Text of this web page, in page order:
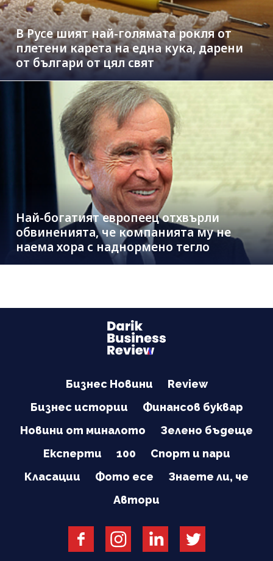
В Русе шият най-голямата рокля от
плетени карета на една кука, дарени
от българи от цял свят
Най-богатият европеец отхвърли
обвиненията, че компанията му не
наема хора с наднормено тегло
Бизнес Новини
Review
Бизнес истории
Финансов буквар
Новини от миналото
Зелено бъдеще
Експерти
100
Спорт и пари
Класации
Фото есе
Знаете ли, че
Автори